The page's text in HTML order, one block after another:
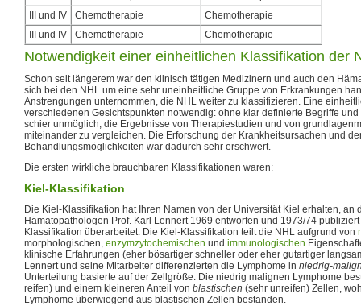
III und IV
Chemotherapie
Chemotherapie
III und IV
Chemotherapie Chemotherapie
Notwendigkeit einer einheitlichen Klassifikation der
Schon seit längerem war den klinisch tätigen Medizinern und auch den
sich bei den NHL um eine sehr uneinheitliche Gruppe von Erkrankungen
Anstrengungen unternommen, die NHL weiter zu klassifizieren. Eine
verschiedenen Gesichtspunkten notwendig: ohne klar definierte Begriffe
schier unmöglich, die Ergebnisse von Therapiestudien und von
miteinander zu vergleichen. Die Erforschung der Krankheitsursachen und
Behandlungsmöglichkeiten war dadurch sehr erschwert.
Die ersten wirkliche brauchbaren Klassifikationen waren:
Kiel-Klassifikation
Die Kiel-Klassifikation hat Ihren Namen von der Universität Kiel erhalten, an
Hämatopathologen Prof. Karl Lennert 1969 entworfen und 1973/74
Klassifikation überarbeitet. Die Kiel-Klassifikation teilt die NHL aufgrund von
morphologischen, enzymzytochemischen und immunologischen
klinische Erfahrungen (eher bösartiger schneller oder eher gutartiger
Lennert und seine Mitarbeiter differenzierten die Lymphome in niedrig-
Unterteilung basierte auf der Zellgröße. Die niedrig malignen Lymphome
reifen) und einem kleineren Anteil von blastischen (sehr unreifen) Zellen,
Lymphome überwiegend aus blastischen Zellen bestanden.